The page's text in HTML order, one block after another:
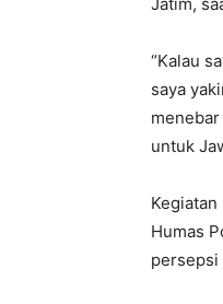
“Kalau
saya
untuk
Humas
persepsi